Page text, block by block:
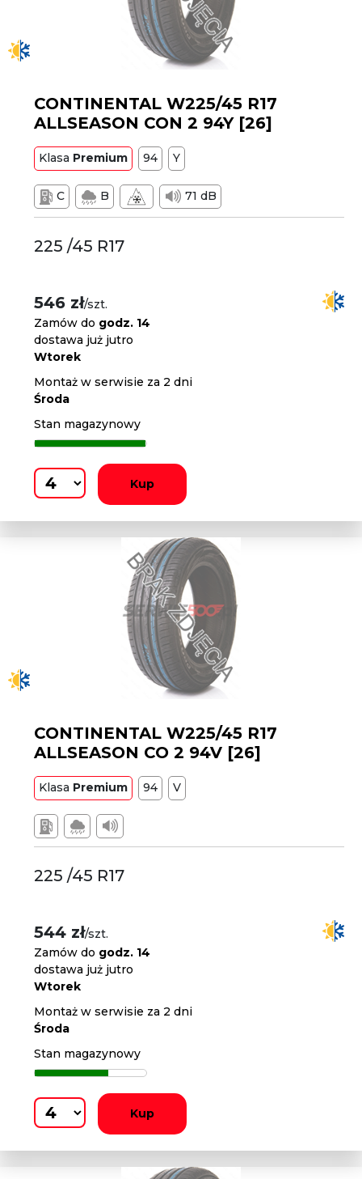
CONTINENTAL W225/45 R17
ALLSEASON CON 2 94Y [26]
Klasa Premium 94 Y
C B 71 dB
225 /45 R17
546 zł/szt.
Zamów do godz. 14
dostawa już jutro
Wtorek
Montaż w serwisie za 2 dni
Środa
Stan magazynowy
Kup
CONTINENTAL W225/45 R17
ALLSEASON CO 2 94V [26]
Klasa Premium 94 V
225 /45 R17
544 zł/szt.
Zamów do godz. 14
dostawa już jutro
Wtorek
Montaż w serwisie za 2 dni
Środa
Stan magazynowy
Kup